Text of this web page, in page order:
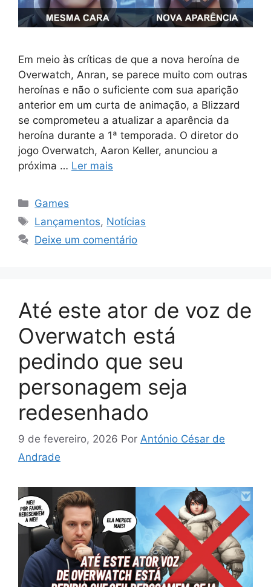
Em meio às críticas de que a nova heroína de
Overwatch, Anran, se parece muito com outras
heroínas e não o suficiente com sua aparição
anterior em um curta de animação, a Blizzard
se comprometeu a atualizar a aparência da
heroína durante a 1ª temporada. O diretor do
jogo Overwatch, Aaron Keller, anunciou a
próxima … Ler mais
Categorias
Games
Tags
Lançamentos, Notícias
Deixe um comentário
Até este ator de voz de
Overwatch está
pedindo que seu
personagem seja
redesenhado
9 de fevereiro, 2026 Por António César de
Andrade